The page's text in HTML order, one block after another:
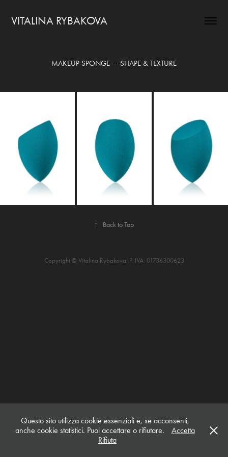
VITALINA RYBAKOVA
MAKEUP SPONGE — SHAPE & TEXTURE
↑ Back to Top
Copyright © Vitalina Rybakova. P. IVA: 01736300623
Questo sito utilizza cookie essenziali e, se acconsenti,
anche cookie statistici. Puoi accettare o rifiutare.
Accetta
Rifiuta